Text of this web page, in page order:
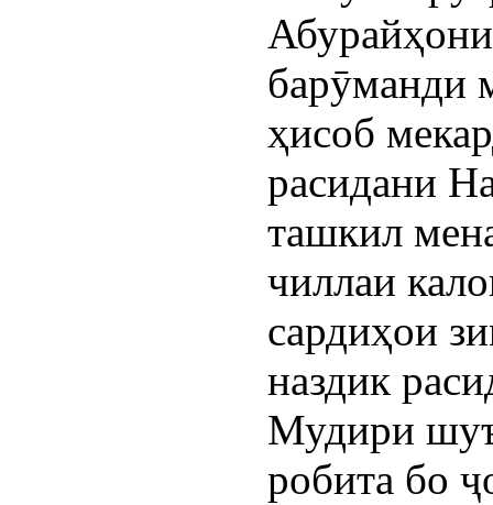
барӯманди
ҳисоб
расидани
ташкил
чиллаи
сардиҳои
наздик
Мудири
робита бо